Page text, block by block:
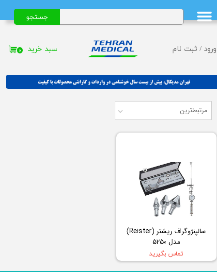
ورود / ثبت نام
حساب کاربری من
تغییر گذر واژه
خروج از حساب کاربری
جستجو
۰ سبد خرید
مرتبط‌ترین
سالپنژوگراف ریشتر (Reister)
مدل ۵۲۵۰
تماس بگیرید